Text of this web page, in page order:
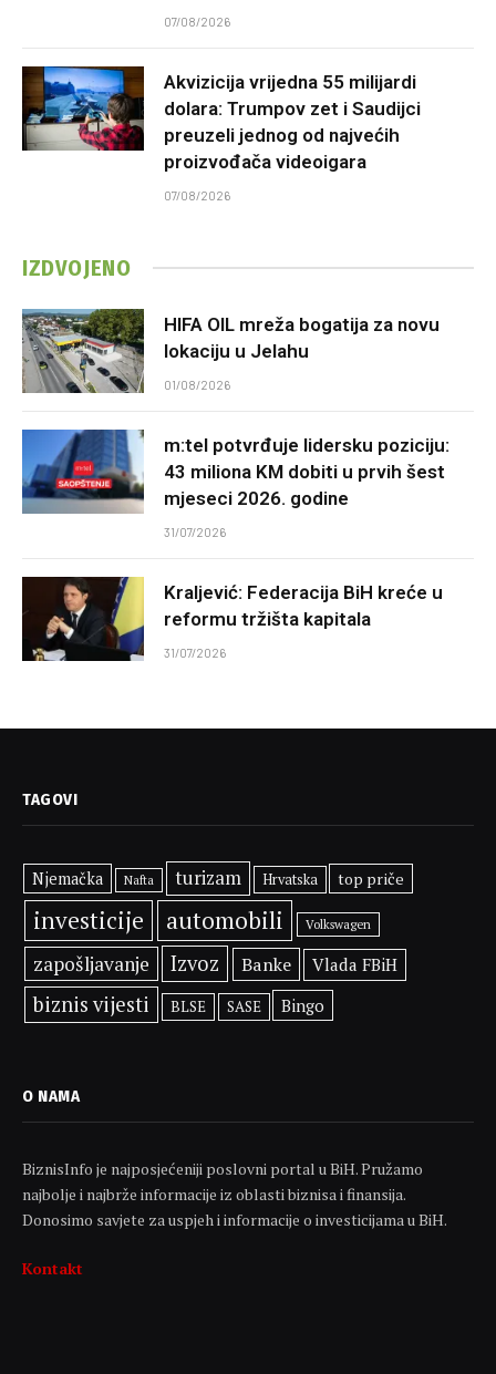
07/08/2026
Akvizicija vrijedna 55 milijardi
dolara: Trumpov zet i Saudijci
preuzeli jednog od najvećih
proizvođača videoigara
07/08/2026
IZDVOJENO
HIFA OIL mreža bogatija za novu
lokaciju u Jelahu
01/08/2026
m:tel potvrđuje lidersku poziciju:
43 miliona KM dobiti u prvih šest
mjeseci 2026. godine
31/07/2026
Kraljević: Federacija BiH kreće u
reformu tržišta kapitala
31/07/2026
TAGOVI
Njemačka Nafta turizam Hrvatska top priče
investicije automobili Volkswagen
zapošljavanje Izvoz Banke Vlada FBiH
biznis vijesti BLSE SASE Bingo
O NAMA
BiznisInfo je najposjećeniji poslovni portal u BiH. Pružamo
najbolje i najbrže informacije iz oblasti biznisa i finansija.
Donosimo savjete za uspjeh i informacije o investicijama u BiH.
Kontakt